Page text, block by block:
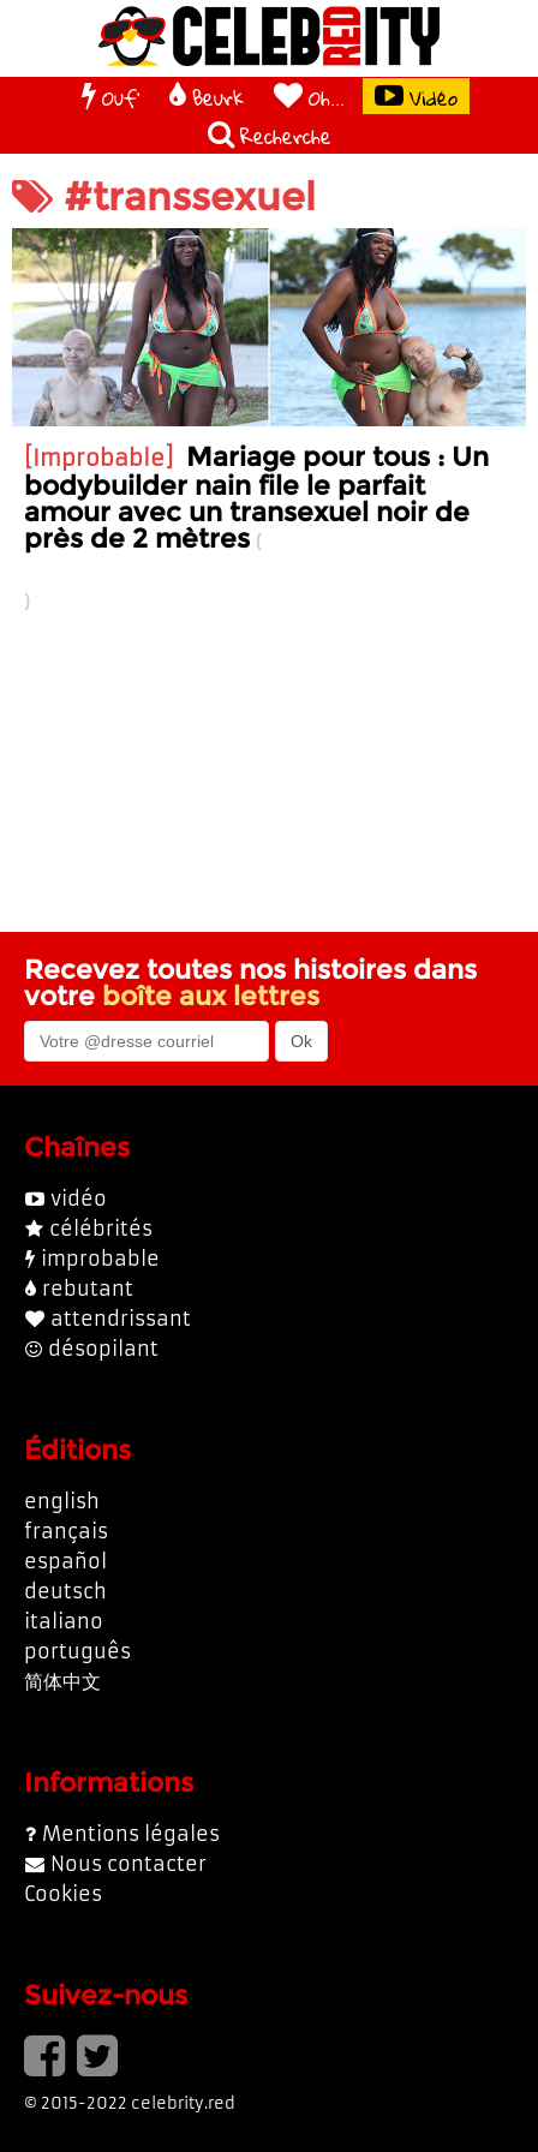
Ouf' Beurk Oh...
Vidéo
Recherche
#transsexuel
Improbable
Mariage pour tous : Un
bodybuilder nain file le parfait
amour avec un transexuel noir de
près de 2 mètres
Recevez toutes nos histoires dans
votre boîte aux lettres
Chaînes
vidéo
célébrités
improbable
rebutant
attendrissant
désopilant
Éditions
english
français
español
deutsch
italiano
português
简体中文
Informations
Mentions légales
Nous contacter
Cookies
Suivez-nous
© 2015-2022 celebrity.red